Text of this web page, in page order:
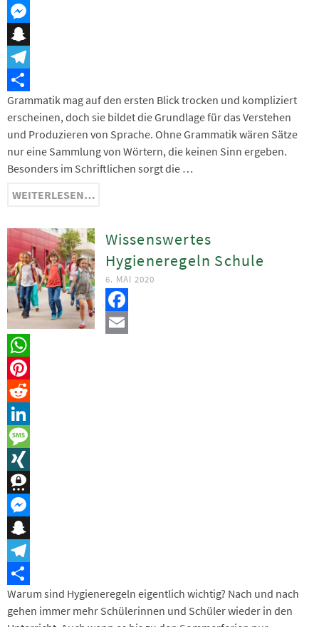
Threema
Messenger
Snapchat
Telegram
Teilen
Grammatik mag auf den ersten Blick trocken und kompliziert
erscheinen, doch sie bildet die Grundlage für das Verstehen
und Produzieren von Sprache. Ohne Grammatik wären Sätze
nur eine Sammlung von Wörtern, die keinen Sinn ergeben.
Besonders im Schriftlichen sorgt die …
WEITERLESEN…
Wissenswertes
Hygieneregeln Schule
6. MAI 2020
Facebook
Email
WhatsApp
Pinterest
Reddit
LinkedIn
Message
XING
Threema
Messenger
Snapchat
Telegram
Teilen
Warum sind Hygieneregeln eigentlich wichtig? Nach und nach
gehen immer mehr Schülerinnen und Schüler wieder in den